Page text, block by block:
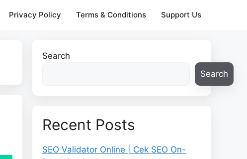
Privacy Policy Terms & Conditions Support Us
Search
Search
Recent Posts
SEO Validator Online | Cek SEO On-